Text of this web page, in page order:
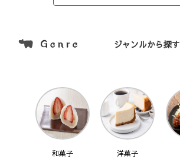
ジャンルから探す
和菓子 洋菓子